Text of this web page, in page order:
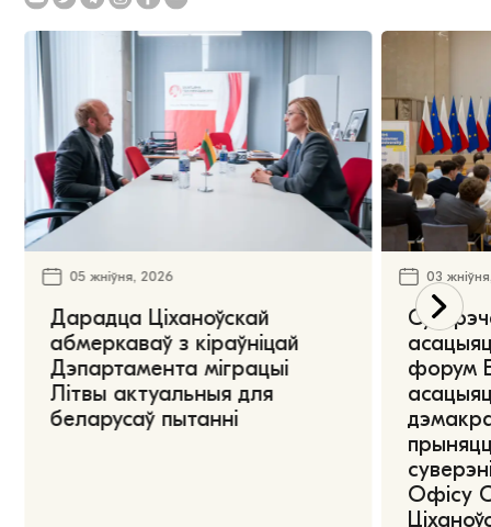
05 жніўня, 2026
Дарадца Ціханоўскай
абмеркаваў з кіраўніцай
Дэпартамента міграцыі
Літвы актуальныя для
беларусаў пытанні
03
форум
Офісу